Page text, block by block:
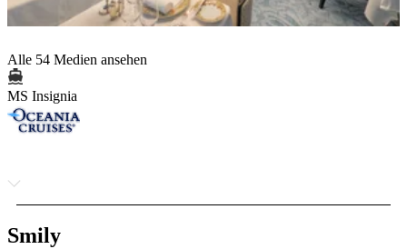
Alle 54 Medien ansehen
MS Insignia
Smily